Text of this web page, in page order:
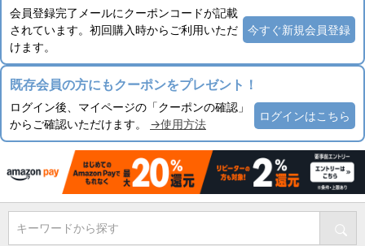
会員登録完了メールにクーポンコードが記載
されています。初回購入時からご利用いただ
けます。
今すぐ新規会員登録
既存会員の方にもクーポンをプレゼント！
ログイン後、マイページの「クーポンの確認」
からご確認いただけます。 →使用方法
ログインはこちら
キーワードから探す